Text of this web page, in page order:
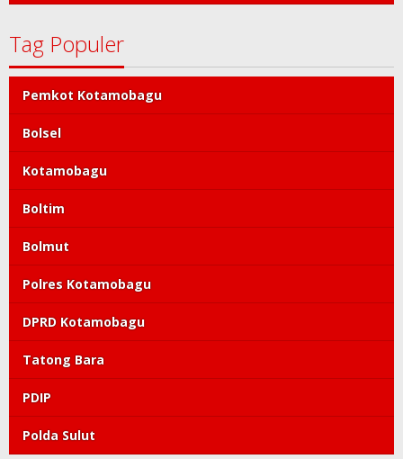
Tag Populer
Pemkot Kotamobagu
Bolsel
Kotamobagu
Boltim
Bolmut
Polres Kotamobagu
DPRD Kotamobagu
Tatong Bara
PDIP
Polda Sulut